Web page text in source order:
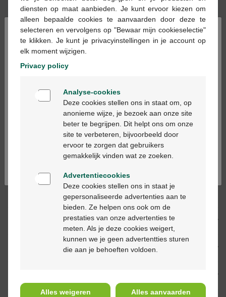
En stock en ligne
- +
Quantité max. = 3
le jour ouvrable suivant
gratuitedans votre pharmacie Multipharma
Livraison à domicilegratuite à partir de 55 €
sécurisé
Service clientèlepar chat ouformulaire de contact
Description du produit
×
Bienvenue
Ga verder in het nederlands
Continuez en français
diensten op maat aanbieden. Je kunt ervoor kiezen om
alleen bepaalde cookies te aanvaarden door deze te
selecteren en vervolgens op "Bewaar mijn cookieselectie"
te klikken. Je kunt je privacyinstellingen in je account op
elk moment wijzigen.
Privacy policy
Analyse-cookies
Deze cookies stellen ons in staat om, op
anonieme wijze, je bezoek aan onze site
beter te begrijpen. Dit helpt ons om onze
site te verbeteren, bijvoorbeeld door
ervoor te zorgen dat gebruikers
gemakkelijk vinden wat ze zoeken.
Advertentiecookies
Deze cookies stellen ons in staat je
gepersonaliseerde advertenties aan te
bieden. Ze helpen ons ook om de
prestaties van onze advertenties te
meten. Als je deze cookies weigert,
kunnen we je geen advertentties sturen
die aan je behoeften voldoen.
Alles weigeren Alles aanvaarden